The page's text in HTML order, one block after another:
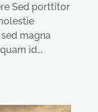
Sed porttitor
magna
id...